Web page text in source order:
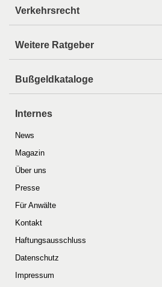
Verkehrsrecht
Weitere Ratgeber
Bußgeldkataloge
Internes
News
Magazin
Über uns
Presse
Für Anwälte
Kontakt
Haftungsausschluss
Datenschutz
Impressum